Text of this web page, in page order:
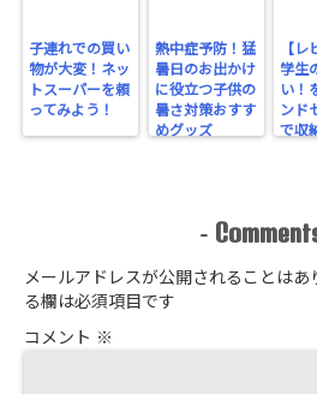
子連れでの買い
物が大変！ネッ
トスーパーを頼
ってみよう！
熱中症予防！猛
暑日のお出かけ
に役立つ子供の
暑さ対策おすす
めグッズ
【レ
学生
い！
ンド
で収
-
メールアドレスが公開されることはあ
る欄は必須項目です
コメント ※